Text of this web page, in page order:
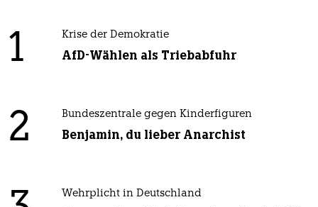
1 Krise der Demokratie
AfD-Wählen als Triebabfuhr
2 Bundeszentrale gegen Kinderfiguren
Benjamin, du lieber Anarchist
Wehrplicht in Deutschland